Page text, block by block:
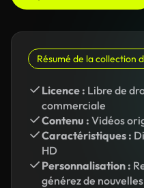
Résumé de la collection
Licence : Libre de
commerciale
Contenu : Vidéos
Caractéristiques :
HD
Personnalisation :
générez de